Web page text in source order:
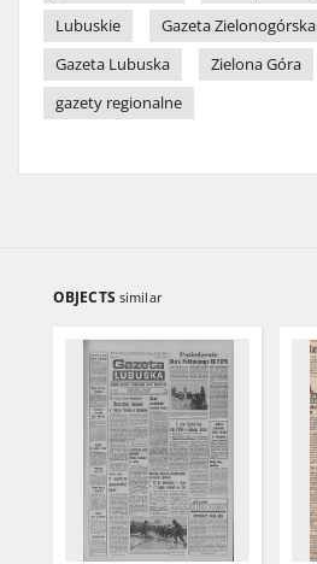
Lubuskie
Gazeta Zielonogórska
Gazeta Lubuska
Zielona Góra
gazety regionalne
OBJECTS similar